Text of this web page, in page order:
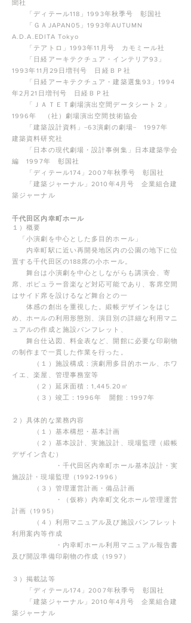
聞社
「ディテール118」1993年秋季号 彰国社
「ＧＡJAPAN05」1993年AUTUMN
A.D.A.EDITA Tokyo
「テアトロ」1993年11月号 カモミール社
「日経アーキテクチュア・インテリア93」
1993年11月29日増刊号 日経ＢＰ社
「日経アーキテクチュア・建築選集93」1994
年2月21日増刊号 日経ＢＰ社
「ＪＡＴＥＴ劇場演出空間データシート２」
1996年 （社）劇場演出空間技術協会
「建築設計資料」−63演劇の劇場− 1997年
建築資料研究社
「日本の現代劇場・設計事例集」日本建築学会
編 1997年 彰国社
「ディテール174」2007年秋季号 彰国社
「建築ジャーナル」2010年4月号 企業組合建
築ジャーナル
千代田区内幸町ホール
１）概要
「小演劇を中心とした多目的ホール」
内幸町駅に近い再開発地区内の公園の地下に位
置する千代田区の188席の小ホール。
舞台は小演劇を中心としながらも講演会、寄
席、ポピュラー音楽など対応可能であり、客席空間
はサイド席を設けるなど舞台との一
体感の創出を重視した。緞帳デザインをはじ
め、ホールの利用形態別、演目別の詳細な利用マニ
ュアルの作成と施設パンフレット、
舞台仕込図、 料金表など、開館に必要な印刷物
の制作まで一貫した作業を行った。
（１）施設構成：演劇用多目的ホール、ホワ
イエ、楽屋、管理事務室等
（２）延床面積：1,445.20㎡
（３）竣工：1996年 開館：1997年
２）具体的な業務内容
（１）基本構想・基本計画
（２）基本設計、実施設計、現場監理（緞帳
デザイン含む）
・千代田区内幸町ホール基本設計・実
施設計・現場監理（1992-1996）
（３）管理運営計画・備品計画
・（仮称）内幸町文化ホール管理運営
計画（1995）
（４）利用マニュアル及び施設パンフレット
利用案内等作成
・内幸町ホール利用マニュアル報告書
及び開設準備印刷物の作成（1997）
３）掲載誌等
「ディテール174」2007年秋季号 彰国社
「建築ジャーナル」2010年4月号 企業組合建
築ジャーナル